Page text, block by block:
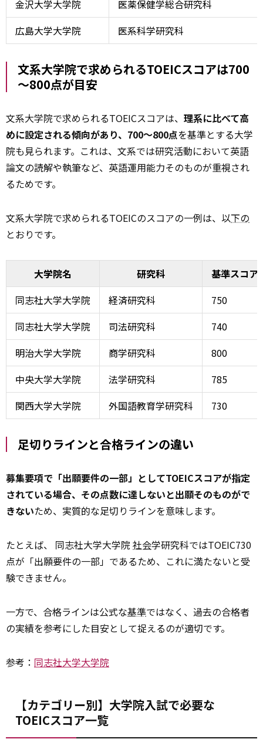
金沢大学大学院
医薬保健学総合研究科
広島大学大学院
医系科学研究科
文系大学院で求められるTOEICスコアは700
～800点が目安
文系大学院で求められるTOEICスコアは、 理系に比べて高
めに設定される傾向があり、700〜800点を基準とする大学
院も見られます。これは、文系では研究活動において英語
論文の読解や執筆など、英語運用能力そのものが重視され
るためです。
文系大学院で求められるTOEICのスコアの一例は、以下の
とおりです。
大学院名 研究科
基準スコア
同志社大学大学院
経済研究科
750
同志社大学大学院
司法研究科
740
明治大学大学院
商学研究科
800
中央大学大学院
法学研究科
785
関西大学大学院
外国語教育学研究科 730
足切りラインと合格ラインの違い
募集要項で「出願要件の一部」としてTOEICスコアが指定
されている場合、その点数に達しないと出願そのものがで
きないため、実質的な足切りラインを意味します。
たとえば、 同志社大学大学院 社会学研究科ではTOEIC730
点が「出願要件の一部」であるため、これに満たないと受
験できません。
一方で、合格ラインは公式な基準ではなく、過去の合格者
の実績を参考にした目安として捉えるのが適切です。
参考： 同志社大学大学院
【カテゴリー別】大学院入試で必要な
TOEICスコア一覧